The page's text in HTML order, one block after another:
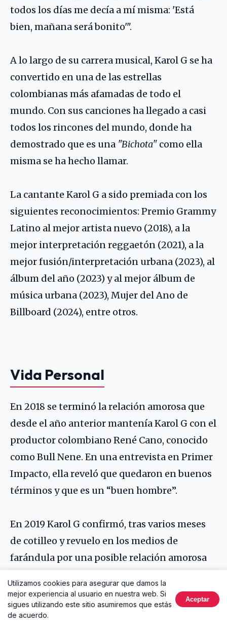
todos los días me decía a mí misma: 'Está
bien, mañana será bonito'".
A lo largo de su carrera musical, Karol G se ha
convertido en una de las estrellas
colombianas más afamadas de todo el
mundo. Con sus canciones ha llegado a casi
todos los rincones del mundo, donde ha
demostrado que es una "Bichota" como ella
misma se ha hecho llamar.
La cantante Karol G a sido premiada con los
siguientes reconocimientos: Premio Grammy
Latino al mejor artista nuevo (2018), a la
mejor interpretación reggaetón (2021), a la
mejor fusión/interpretación urbana (2023), al
álbum del año (2023) y al mejor álbum de
música urbana (2023), Mujer del Ano de
Billboard (2024), entre otros.
Vida Personal
En 2018 se terminó la relación amorosa que
desde el año anterior mantenía Karol G con el
productor colombiano René Cano, conocido
como Bull Nene. En una entrevista en Primer
Impacto, ella reveló que quedaron en buenos
términos y que es un “buen hombre”.
En 2019 Karol G confirmó, tras varios meses
de cotilleo y revuelo en los medios de
farándula por una posible relación amorosa
La pareja reveló que intentaron esconder su
noviazgo por casi tres meses, pues querían
Utilizamos cookies para asegurar que damos la
mejor experiencia al usuario en nuestra web. Si
sigues utilizando este sitio asumiremos que estás
de acuerdo.
Aceptar